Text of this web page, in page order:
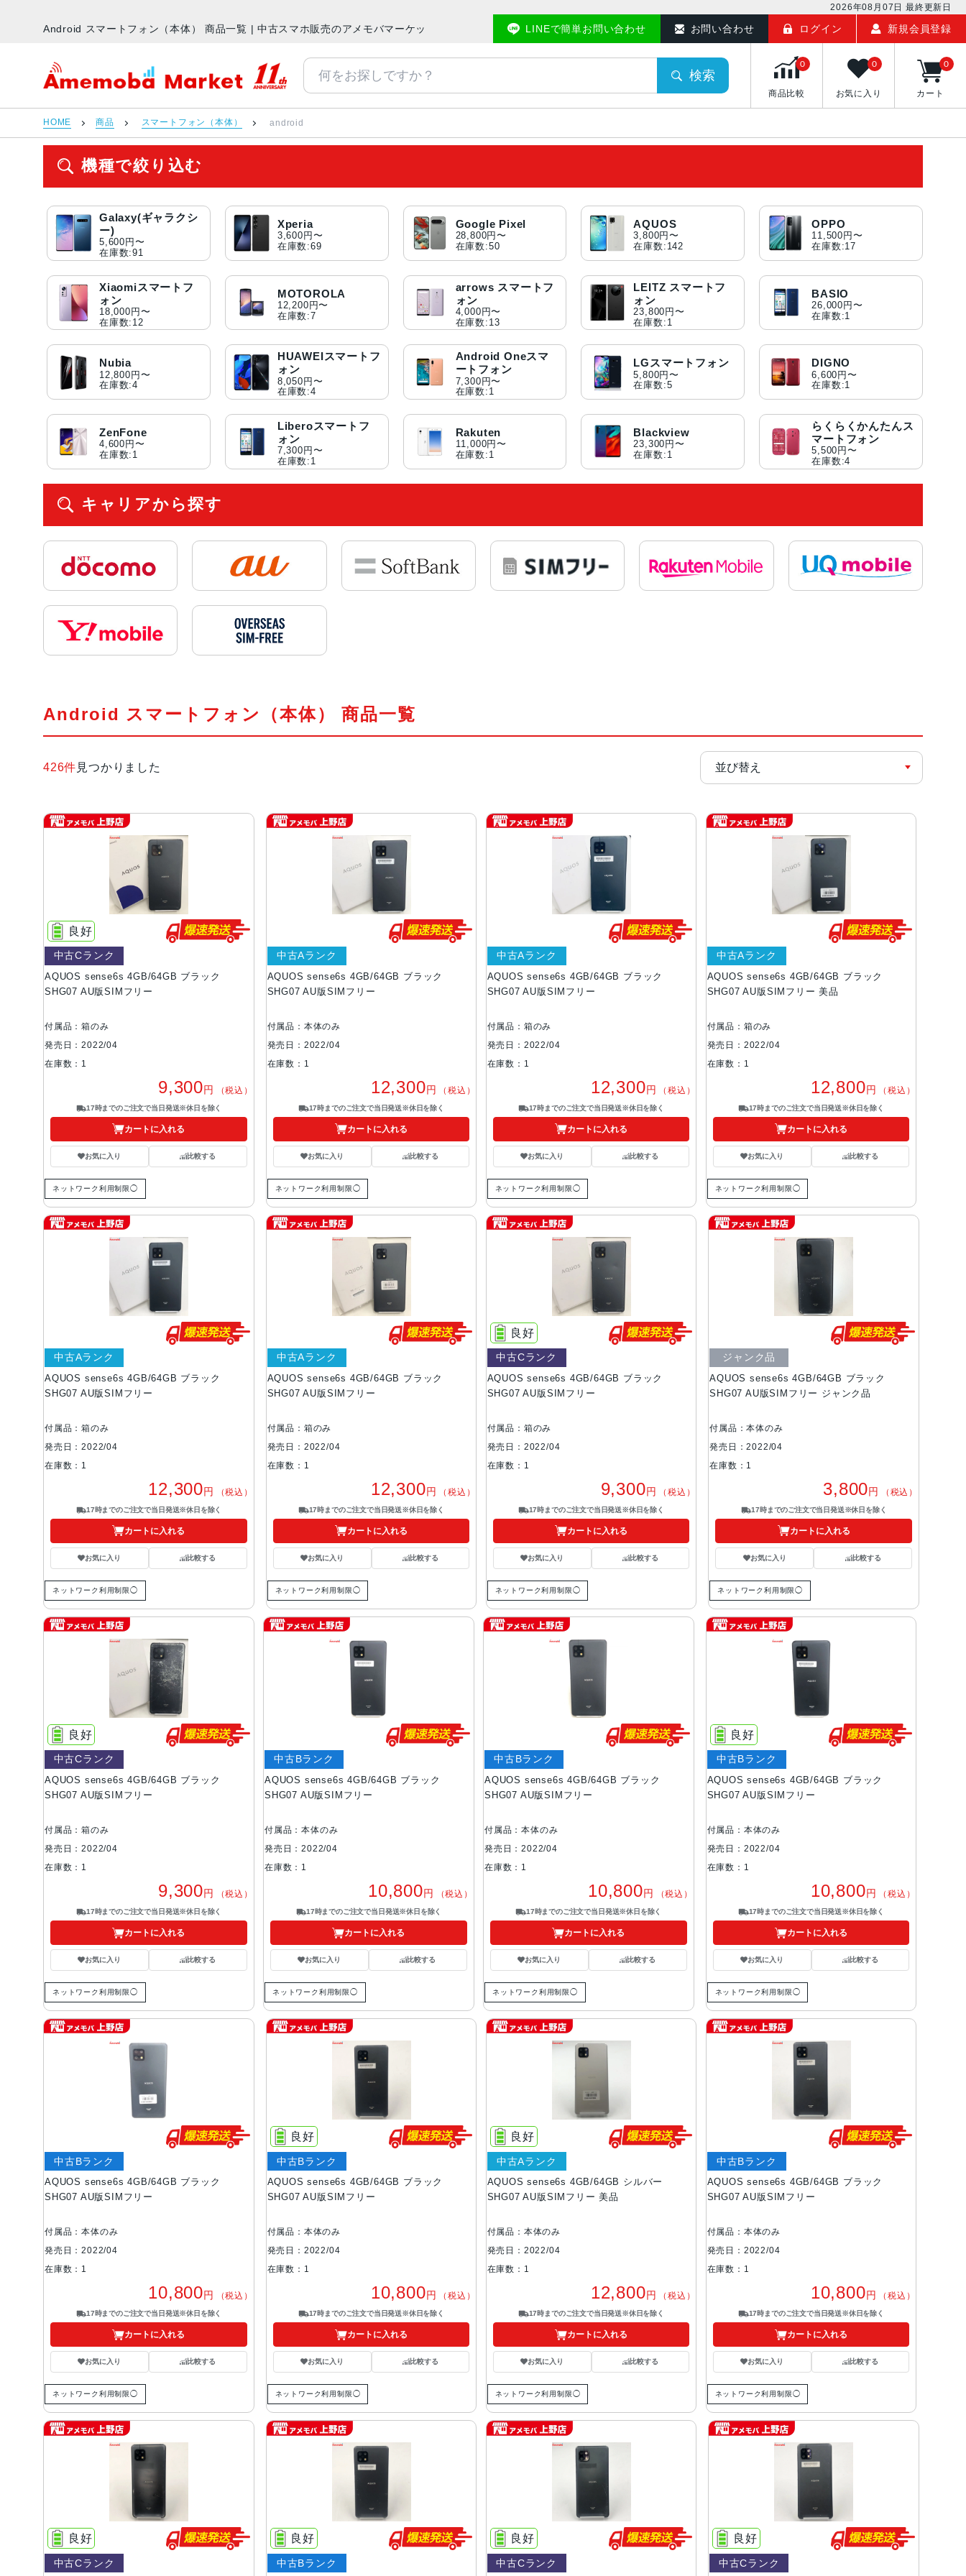
2026年08月07日 最終更新日
Android スマートフォン（本体） 商品一覧 | 中古スマホ販売のアメモバマーケット LINEで簡単お問い合わせ お問い合わせ ログイン 新規会員登録
アメモバマーケット
検索
商品比較
0
お気に入り
0
カート
0
HOME 商品 スマートフォン（本体） android
機種で絞り込む
Galaxy(ギャラクシ
ー)
5,600円〜
在庫数:91
Xperia
3,600円〜
在庫数:69
Google Pixel
28,800円〜
在庫数:50
AQUOS
3,800円〜
在庫数:142
OPPO
11,500円〜
在庫数:17
Xiaomiスマートフ
ォン
18,000円〜
在庫数:12
MOTOROLA
12,200円〜
在庫数:7
arrows スマートフ
ォン
4,000円〜
在庫数:13
LEITZ スマートフ
ォン
23,800円〜
在庫数:1
BASIO
26,000円〜
在庫数:1
Nubia
12,800円〜
在庫数:4
HUAWEIスマートフ
ォン
8,050円〜
在庫数:4
Android Oneスマ
ートフォン
7,300円〜
在庫数:1
LGスマートフォン
5,800円〜
在庫数:5
DIGNO
6,600円〜
在庫数:1
ZenFone
4,600円〜
在庫数:1
Liberoスマートフ
ォン
7,300円〜
在庫数:1
Rakuten
11,000円〜
在庫数:1
Blackview
23,300円〜
在庫数:1
らくらくかんたんス
マートフォン
5,500円〜
在庫数:4
キャリアから探す
Android スマートフォン（本体） 商品一覧
426件 見つかりました
AQUOS sense6s 4GB/64GB ブラック
SHG07 AU版SIMフリー
良好
中古Cランク
付属品：箱のみ
発売日：2022/04
在庫数：1
9,300円 （税込）
17時までのご注文で当日発送※休日を除く
カートに入れる
お気に入り 比較する
ネットワーク利用制限◯
AQUOS sense6s 4GB/64GB ブラック
SHG07 AU版SIMフリー
中古Aランク
付属品：本体のみ
発売日：2022/04
在庫数：1
12,300円 （税込）
17時までのご注文で当日発送※休日を除く
カートに入れる
お気に入り 比較する
ネットワーク利用制限◯
AQUOS sense6s 4GB/64GB ブラック
SHG07 AU版SIMフリー
中古Aランク
付属品：箱のみ
発売日：2022/04
在庫数：1
12,300円 （税込）
17時までのご注文で当日発送※休日を除く
カートに入れる
お気に入り 比較する
ネットワーク利用制限◯
AQUOS sense6s 4GB/64GB ブラック
SHG07 AU版SIMフリー 美品
中古Aランク
付属品：箱のみ
発売日：2022/04
在庫数：1
12,800円 （税込）
17時までのご注文で当日発送※休日を除く
カートに入れる
お気に入り 比較する
ネットワーク利用制限◯
AQUOS sense6s 4GB/64GB ブラック
SHG07 AU版SIMフリー
中古Aランク
付属品：箱のみ
発売日：2022/04
在庫数：1
12,300円 （税込）
17時までのご注文で当日発送※休日を除く
カートに入れる
お気に入り 比較する
ネットワーク利用制限◯
AQUOS sense6s 4GB/64GB ブラック
SHG07 AU版SIMフリー
中古Aランク
付属品：箱のみ
発売日：2022/04
在庫数：1
12,300円 （税込）
17時までのご注文で当日発送※休日を除く
カートに入れる
お気に入り 比較する
ネットワーク利用制限◯
AQUOS sense6s 4GB/64GB ブラック
SHG07 AU版SIMフリー
良好
中古Cランク
付属品：箱のみ
発売日：2022/04
在庫数：1
9,300円 （税込）
17時までのご注文で当日発送※休日を除く
カートに入れる
お気に入り 比較する
ネットワーク利用制限◯
AQUOS sense6s 4GB/64GB ブラック
SHG07 AU版SIMフリー ジャンク品
ジャンク品
付属品：本体のみ
発売日：2022/04
在庫数：1
3,800円 （税込）
17時までのご注文で当日発送※休日を除く
カートに入れる
お気に入り 比較する
ネットワーク利用制限◯
AQUOS sense6s 4GB/64GB ブラック
SHG07 AU版SIMフリー
良好
中古Cランク
付属品：箱のみ
発売日：2022/04
在庫数：1
9,300円 （税込）
17時までのご注文で当日発送※休日を除く
カートに入れる
お気に入り 比較する
ネットワーク利用制限◯
AQUOS sense6s 4GB/64GB ブラック
SHG07 AU版SIMフリー
中古Bランク
付属品：本体のみ
発売日：2022/04
在庫数：1
10,800円 （税込）
17時までのご注文で当日発送※休日を除く
カートに入れる
お気に入り 比較する
ネットワーク利用制限◯
AQUOS sense6s 4GB/64GB ブラック
SHG07 AU版SIMフリー
中古Bランク
付属品：本体のみ
発売日：2022/04
在庫数：1
10,800円 （税込）
17時までのご注文で当日発送※休日を除く
カートに入れる
お気に入り 比較する
ネットワーク利用制限◯
AQUOS sense6s 4GB/64GB ブラック
SHG07 AU版SIMフリー
良好
中古Bランク
付属品：本体のみ
発売日：2022/04
在庫数：1
10,800円 （税込）
17時までのご注文で当日発送※休日を除く
カートに入れる
お気に入り 比較する
ネットワーク利用制限◯
AQUOS sense6s 4GB/64GB ブラック
SHG07 AU版SIMフリー
中古Bランク
付属品：本体のみ
発売日：2022/04
在庫数：1
10,800円 （税込）
17時までのご注文で当日発送※休日を除く
カートに入れる
お気に入り 比較する
ネットワーク利用制限◯
AQUOS sense6s 4GB/64GB ブラック
SHG07 AU版SIMフリー
良好
中古Bランク
付属品：本体のみ
発売日：2022/04
在庫数：1
10,800円 （税込）
17時までのご注文で当日発送※休日を除く
カートに入れる
お気に入り 比較する
ネットワーク利用制限◯
AQUOS sense6s 4GB/64GB シルバー
SHG07 AU版SIMフリー 美品
良好
中古Aランク
付属品：本体のみ
発売日：2022/04
在庫数：1
12,800円 （税込）
17時までのご注文で当日発送※休日を除く
カートに入れる
お気に入り 比較する
ネットワーク利用制限◯
AQUOS sense6s 4GB/64GB ブラック
SHG07 AU版SIMフリー
中古Bランク
付属品：本体のみ
発売日：2022/04
在庫数：1
10,800円 （税込）
17時までのご注文で当日発送※休日を除く
カートに入れる
お気に入り 比較する
ネットワーク利用制限◯
良好
中古Cランク
良好
中古Bランク
良好
中古Cランク
良好
中古Cランク